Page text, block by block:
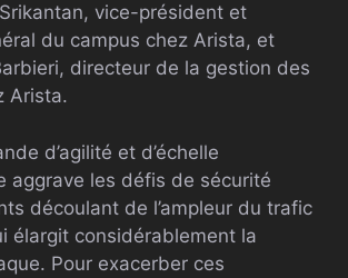
vice-président et
du campus chez Arista, et
directeur de la gestion des
Arista.
d’agilité et d’échelle
aggrave les défis de sécurité
découlant de l’ampleur du trafic
élargit considérablement la
Pour exacerber ces